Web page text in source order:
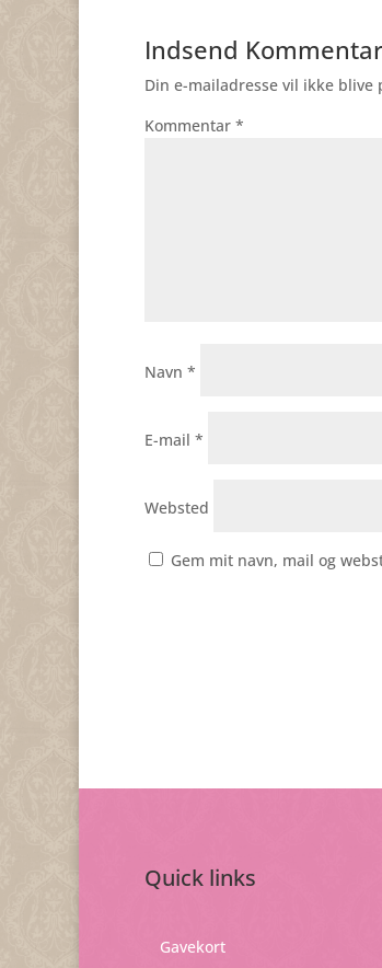
Indsend Kommentar
Din e-mailadresse vil ikke blive
Kommentar *
Navn *
E-mail *
Websted
Gem mit navn, mail og
Quick links
Gavekort